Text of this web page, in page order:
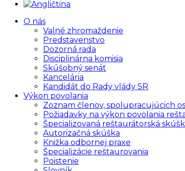
O nás
Valné zhromaždenie
Predstavenstvo
Dozorná rada
Disciplinárna komisia
Skúšobný senát
Kancelária
Kandidát do Rady vlády SR
Výkon povolania
Zoznam členov, spolupracujúcich
Požiadavky na výkon povolania
Špecializovaná reštaurátorská
Autorizačná skúška
Knižka odbornej praxe
Špecializácie reštaurovania
Poistenie